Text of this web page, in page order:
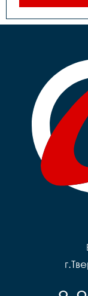
Трещотка/
кассета	- Звездочка,
Крылья	- Есть
Педали	- Пластик
Вес	-